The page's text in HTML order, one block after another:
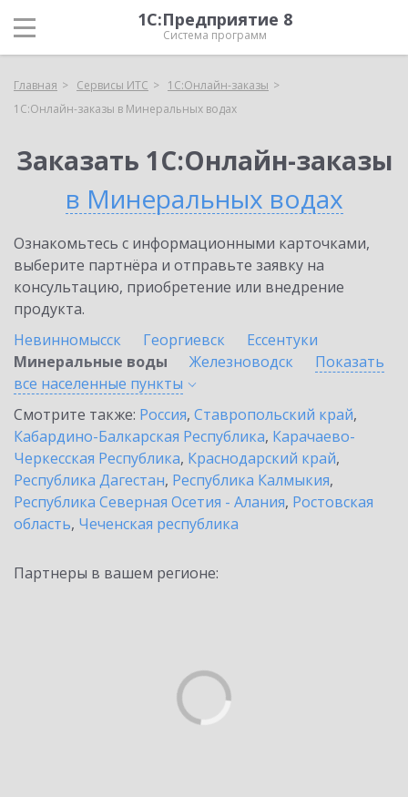
1С:Предприятие 8
Система программ
Главная Сервисы ИТС
1С:Онлайн-заказы
1С:Онлайн-заказы в Минеральных водах
Заказать 1С:Онлайн-заказы
в Минеральных водах
Ознакомьтесь с информационными карточками,
выберите партнёра и отправьте заявку на
консультацию, приобретение или внедрение
продукта.
Невинномысск
Георгиевск
Ессентуки
Минеральные воды
Железноводск
Показать
все населенные пункты
Смотрите также: Россия, Ставропольский край,
Кабардино-Балкарская Республика, Карачаево-
Черкесская Республика, Краснодарский край,
Республика Дагестан, Республика Калмыкия,
Республика Северная Осетия - Алания, Ростовская
область, Чеченская республика
Партнеры в вашем регионе: